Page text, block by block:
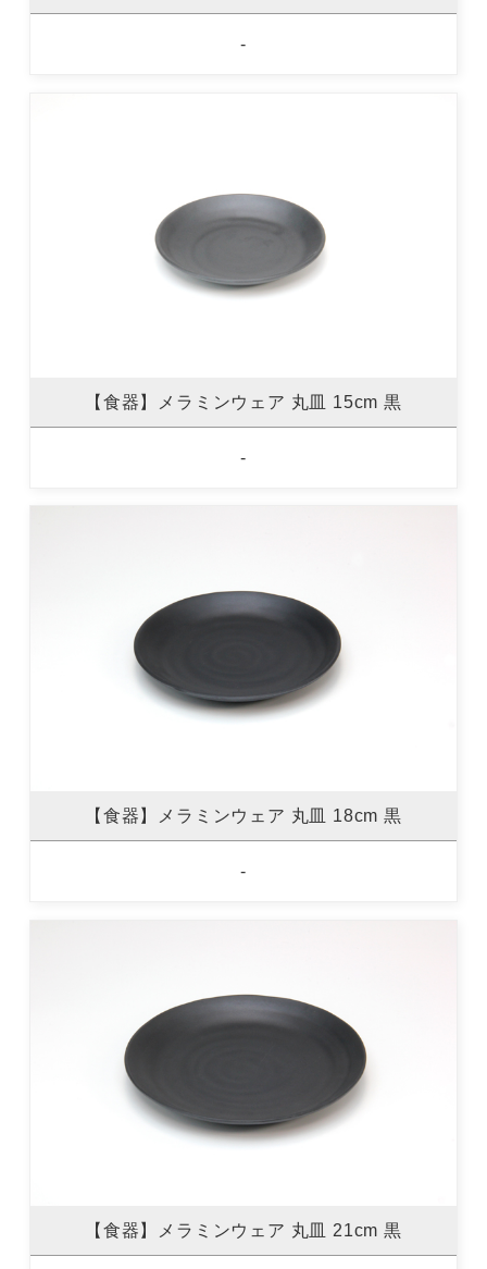
-
【食器】メラミンウェア 丸皿 15cm 黒
-
【食器】メラミンウェア 丸皿 18cm 黒
-
【食器】メラミンウェア 丸皿 21cm 黒